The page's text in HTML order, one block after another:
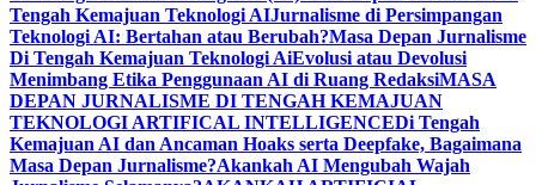
Tengah Kemajuan Teknologi AIJurnalisme di Persimpangan
Teknologi AI: Bertahan atau Berubah?Masa Depan Jurnalisme
Di Tengah Kemajuan Teknologi AiEvolusi atau Devolusi
Menimbang Etika Penggunaan AI di Ruang RedaksiMASA
DEPAN JURNALISME DI TENGAH KEMAJUAN
TEKNOLOGI ARTIFICAL INTELLIGENCEDi Tengah
Kemajuan AI dan Ancaman Hoaks serta Deepfake, Bagaimana
Masa Depan Jurnalisme?Akankah AI Mengubah Wajah